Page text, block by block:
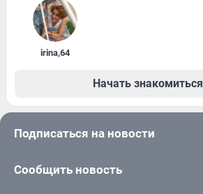
irina,64
Начать знакомиться
Подписаться на новости
Сообщить новость